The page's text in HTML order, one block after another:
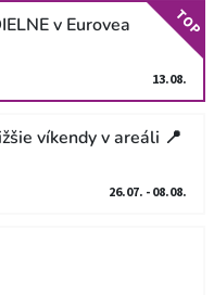
v Eurovea
13.08.
TOP
víkendy v areáli 📍
26.07. - 08.08.